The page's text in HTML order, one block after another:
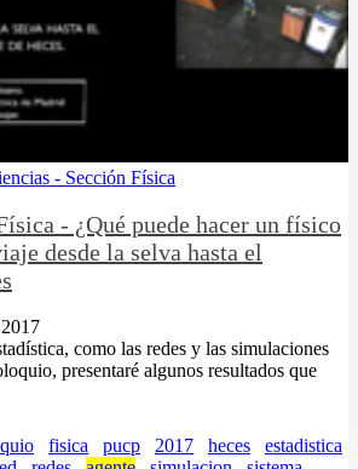
- Sección Física
- ¿Qué puede hacer un físico
desde la selva hasta el
como las redes y las simulaciones
presentaré algunos resultados que
fisica pucp 2017 heces
estadistica